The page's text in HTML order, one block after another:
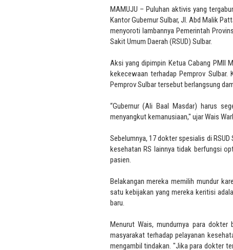
MAMUJU – Puluhan aktivis yang
Kantor Gubernur Sulbar, Jl. Abd Malik
menyoroti lambannya Pemerintah
Sakit Umum Daerah (RSUD) Sulbar.
Aksi yang dipimpin Ketua Cabang PMII
kekecewaan terhadap Pemprov
Pemprov Sulbar tersebut berlangsung
“Gubernur (Ali Baal Masdar) harus
menyangkut kemanusiaan," ujar Wais
Sebelumnya, 17 dokter spesialis di
kesehatan RS lainnya tidak berfungsi
pasien.
Belakangan mereka memilih mundur
satu kebijakan yang mereka keritisi
baru.
Menurut Wais, mundurnya para
masyarakat terhadap pelayanan
mengambil tindakan. "Jika para dokter